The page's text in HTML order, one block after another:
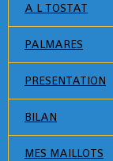
A L TOSTAT
PALMARES
PRESENTATION
BILAN
MES MAILLOTS